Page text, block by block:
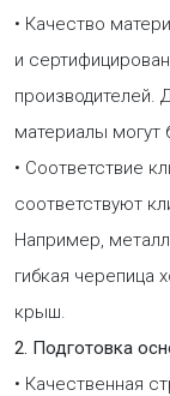
• Качество
и
производителей.
материалы могут
• Соответствие
соответствуют
Например,
гибкая черепица
крыш.
2. Подготовка
• Качественная